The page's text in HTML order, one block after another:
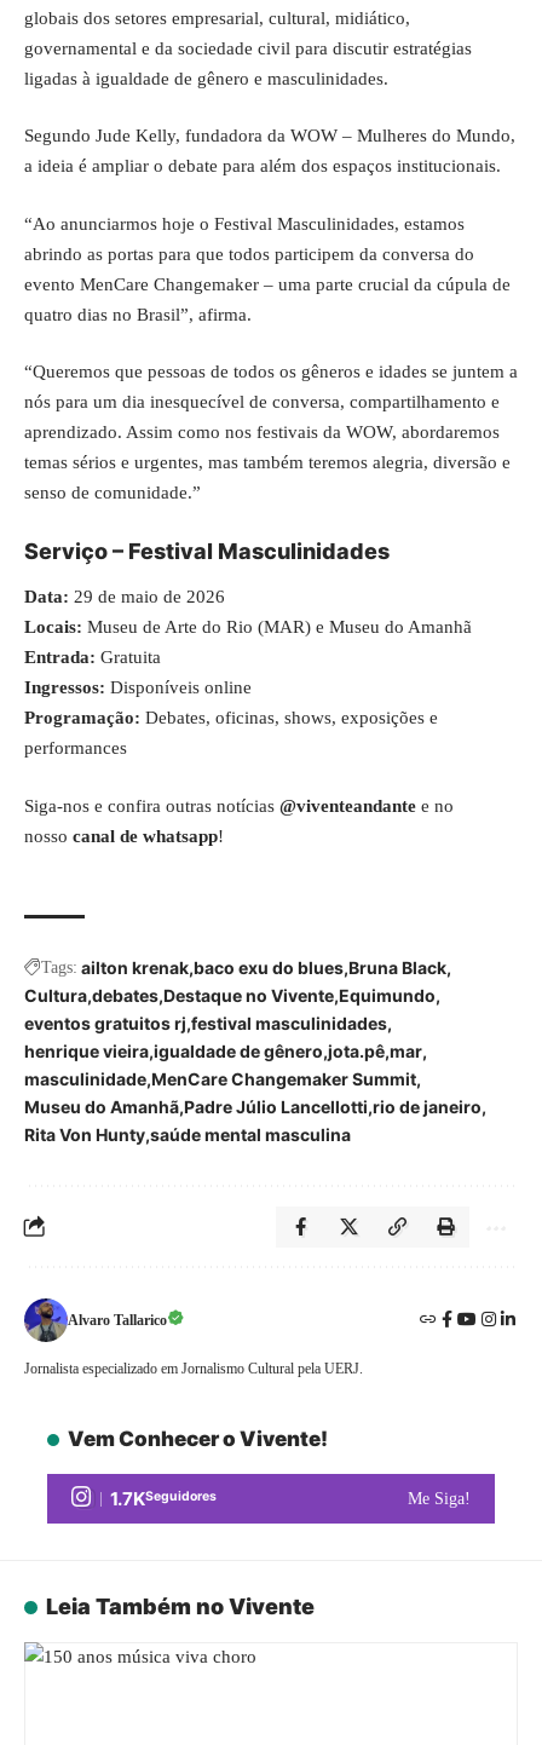
globais dos setores empresarial, cultural, midiático,
governamental e da sociedade civil para discutir estratégias
ligadas à igualdade de gênero e masculinidades.
Segundo Jude Kelly, fundadora da WOW – Mulheres do Mundo,
a ideia é ampliar o debate para além dos espaços institucionais.
“Ao anunciarmos hoje o Festival Masculinidades, estamos
abrindo as portas para que todos participem da conversa do
evento MenCare Changemaker – uma parte crucial da cúpula de
quatro dias no Brasil”, afirma.
“Queremos que pessoas de todos os gêneros e idades se juntem a
nós para um dia inesquecível de conversa, compartilhamento e
aprendizado. Assim como nos festivais da WOW, abordaremos
temas sérios e urgentes, mas também teremos alegria, diversão e
senso de comunidade.”
Serviço – Festival Masculinidades
Data: 29 de maio de 2026
Locais: Museu de Arte do Rio (MAR) e Museu do Amanhã
Entrada: Gratuita
Ingressos: Disponíveis online
Programação: Debates, oficinas, shows, exposições e
performances
Siga-nos e confira outras notícias @viventeandante e no
nosso canal de whatsapp!
Tags: ailton krenak baco exu do blues Bruna Black
Cultura debates Destaque no Vivente Equimundo
eventos gratuitos rj festival masculinidades
henrique vieira igualdade de gênero jota.pê mar
masculinidade MenCare Changemaker Summit
Museu do Amanhã Padre Júlio Lancellotti rio de janeiro
Rita Von Hunty saúde mental masculina
Alvaro Tallarico
Jornalista especializado em Jornalismo Cultural pela UERJ.
Vem Conhecer o Vivente!
1.7KSeguidores Me Siga!
Leia Também no Vivente